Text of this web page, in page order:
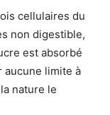
cellulaires du
non digestible,
est absorbé
aucune limite à
nature le